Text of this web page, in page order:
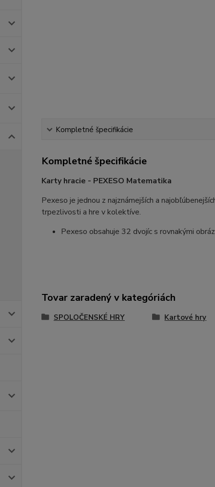
Kompletné špecifikácie
Kompletné špecifikácie
Karty hracie - PEXESO Matematika
Pexeso je jednou z najznámejších a
trpezlivosti a hre v kolektíve.
Pexeso obsahuje 32 dvojíc s rovnakými
Tovar zaradený v kategóriách
SPOLOČENSKÉ HRY Kartové hry